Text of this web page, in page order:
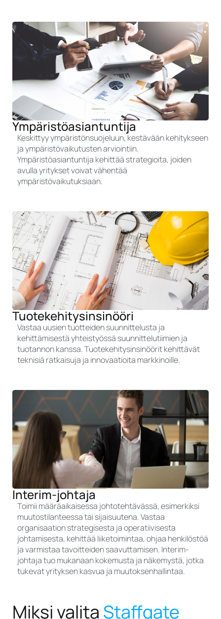
Ympäristöasiantuntija
Keskittyy ympäristönsuojeluun, kestävään kehitykseen
ja ympäristövaikutusten arviointiin.
Ympäristöasiantuntija kehittää strategioita, joiden
avulla yritykset voivat vähentää
ympäristövaikutuksiaan.
Tuotekehitysinsinööri
Vastaa uusien tuotteiden suunnittelusta ja
kehittämisestä yhteistyössä suunnittelutiimien ja
tuotannon kanssa. Tuotekehitysinsinöörit kehittävät
teknisiä ratkaisuja ja innovaatioita markkinoille.
Interim-johtaja
Toimii määräaikaisessa johtotehtävässä, esimerkiksi
muutostilanteessa tai sijaisuutena. Vastaa
organisaation strategisesta ja operatiivisesta
johtamisesta, kehittää liiketoimintaa, ohjaa henkilöstöä
ja varmistaa tavoitteiden saavuttamisen. Interim-
johtaja tuo mukanaan kokemusta ja näkemystä, jotka
tukevat yrityksen kasvua ja muutoksenhallintaa.
Miksi valita Staffgate